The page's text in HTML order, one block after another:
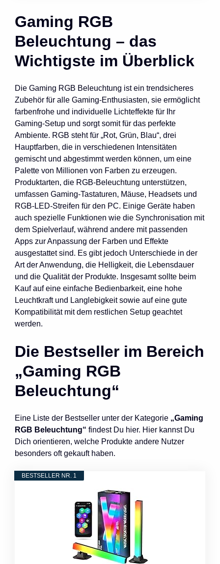
Gaming RGB
Beleuchtung – das
Wichtigste im Überblick
Die Gaming RGB Beleuchtung ist ein trendsicheres
Zubehör für alle Gaming-Enthusiasten, sie ermöglicht
farbenfrohe und individuelle Lichteffekte für Ihr
Gaming-Setup und sorgt somit für das perfekte
Ambiente. RGB steht für „Rot, Grün, Blau“, drei
Hauptfarben, die in verschiedenen Intensitäten
gemischt und abgestimmt werden können, um eine
Palette von Millionen von Farben zu erzeugen.
Produktarten, die RGB-Beleuchtung unterstützen,
umfassen Gaming-Tastaturen, Mäuse, Headsets und
RGB-LED-Streifen für den PC. Einige Geräte haben
auch spezielle Funktionen wie die Synchronisation mit
dem Spielverlauf, während andere mit passenden
Apps zur Anpassung der Farben und Effekte
ausgestattet sind. Es gibt jedoch Unterschiede in der
Art der Anwendung, die Helligkeit, die Lebensdauer
und die Qualität der Produkte. Insgesamt sollte beim
Kauf auf eine einfache Bedienbarkeit, eine hohe
Leuchtkraft und Langlebigkeit sowie auf eine gute
Kompatibilität mit dem restlichen Setup geachtet
werden.
Die Bestseller im Bereich
„Gaming RGB
Beleuchtung“
Eine Liste der Bestseller unter der Kategorie „Gaming
RGB Beleuchtung“ findest Du hier. Hier kannst Du
Dich orientieren, welche Produkte andere Nutzer
besonders oft gekauft haben.
BESTSELLER NR. 1